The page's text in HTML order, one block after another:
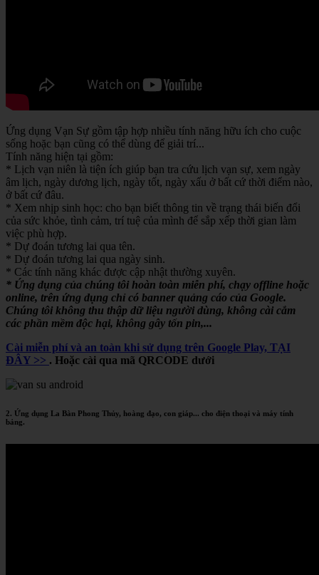
Ứng dụng Vạn Sự gồm tập hợp nhiều tính năng hữu ích cho cuộc
sống hoặc bạn cũng có thể dùng để giải trí...
Tính năng hiện tại gồm:
* Lịch vạn niên là tiện ích giúp bạn tra cứu lịch vạn sự, xem ngày
âm lịch, ngày dương lịch, ngày tốt, ngày xấu ở bất cứ thời điểm nào,
ở bất cứ đâu.
* Xem nhịp sinh học: cho bạn biết thông tin về trạng thái biến đổi
của sức khỏe, tình cảm, trí tuệ của mình để sắp xếp thời gian làm
việc phù hợp.
* Dự đoán tương lai qua tên.
* Dự đoán tương lai qua ngày sinh.
* Các tính năng khác được cập nhật thường xuyên.
* Ứng dụng của chúng tôi hoàn toàn miễn phí, chạy offline hoặc
online, trên ứng dụng chỉ có banner quảng cáo của Google.
Chúng tôi không thu thập dữ liệu người dùng, không cài cắm
các phần mềm độc hại, không gây tốn pin,...
Cài miễn phí và an toàn khi sử dụng trên Google Play, TẠI
ĐÂY >> . Hoặc cài qua mã QRCODE dưới
2. Ứng dụng La Bàn Phong Thủy, hoàng đạo, con giáp... cho điện thoại và máy tính
bảng.